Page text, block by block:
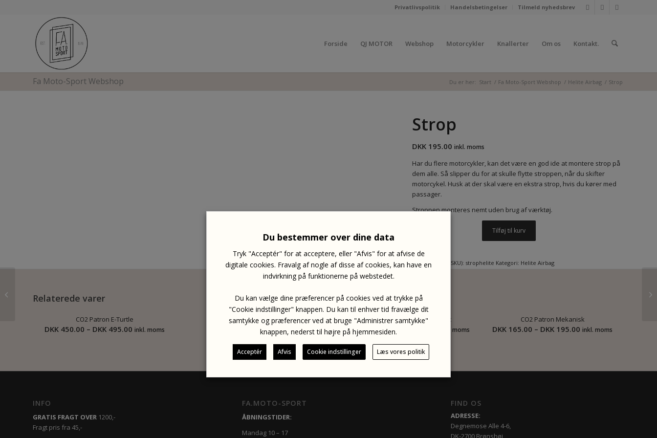
Privatlivspolitik Handelsbetingelser Tilmeld nyhedsbrev
Forside QJ MOTOR Webshop Motorcykler Knallerter Om os Kontakt.
Fa Moto-Sport Webshop Du er her: Start / Fa Moto-Sport Webshop / Helite Airbag / Strop
Strop
DKK 195.00 inkl. moms
Har du flere motorcykler, kan det være en god ide at montere strop på
dem alle. Så slipper du for at skulle flytte stroppen, når du skifter
motorcykel. Husk at der skal være en ekstra strop, hvis du kører med
passager.
Stroppen monteres nemt uden brug af værktøj.
Tilføj til kurv
Varenummer (SKU): strophelite Kategori: Helite Airbag
Relaterede varer
CO2 Patron E-Turtle
DKK 450.00 – DKK 495.00Prisinterval:
inkl. moms
Sensor E-Turtle
inkl. moms
E-TURTLE Elektronisk Airbag Vest
DKK5,095.00 – DKK
Prisinterval:
DKK
inkl. moms
CO2 Patron Mekanisk
DKK 165.00 – DKK 195.00 Prisinterval:
inkl. moms
INFO
GRATIS FRAGT OVER 1200,-
Fragt pris fra 45,-
FA.MOTO-SPORT
ÅBNINGSTIDER:
Mandag 10 – 17
FIND OS
ADRESSE:
Degnemose Alle 4-6,
DK-2700 Brønshøj
Turtle 2 Airbag Vest
Du bestemmer over dine data
Tryk "Acceptér" for at acceptere, eller "Afvis" for at afvise de
digitale cookies. Fravalg af nogle af disse af cookies, kan have en
indvirkning på funktionerne på webstedet.
Du kan vælge dine præferencer på cookies ved at trykke på
"Cookie indstillinger" knappen. Du kan til enhver tid fravælge dit
samtykke og præferencer ved at bruge "Administrer samtykke"
knappen, nederst til højre på hjemmesiden.
Acceptér Afvis Cookie indstillinger Læs vores politik